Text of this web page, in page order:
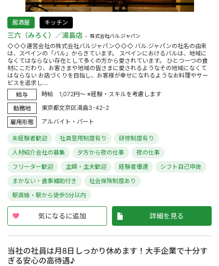
居酒屋 キッチン
三六（みろく）／湯島店 株式会社バル.ジャパン
◇◇◇運営会社の株式会社バルジャパン◇◇◇ バル.ジャパンの社名の由来
は、スペインの「バル」からきています。 スペインにおけるバルは、地域に
なくてはならない存在として多くの方から愛されています。 ひとつ一つの食
材にこだわり、お客さまや地域の皆さまに愛されるようなその地域になくて
はならない お店づくりを目指し、お客様が幸せになれるようなお料理やサー
ビスを追求し....
給与
時給 1,072円～ ※経験・スキルを考慮します
勤務地
東京都文京区湯島3-42-2
雇用形態
アルバイト・パート
未経験者歓迎 社員登用制度有り
研修制度有り
人材紹介会社の募集
夕方から夜の仕事
夜の仕事
フリーター歓迎
主婦・主夫歓迎 経験者優遇
シフト自己申告
まかない・食事補助付き
社会保険制度あり
駅直結・駅から徒歩5分以内
気になるに追加 詳細を見る
当社の社員は月8日しっかり休めます！大手企業で十分す
ぎる安心の高待遇♪